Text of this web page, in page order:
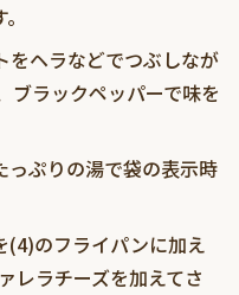
をヘラなどでつぶしなが
ブラックペッパーで味を
っぷりの湯で袋の表示時
(4)のフライパンに加え
レラチーズを加えてさ